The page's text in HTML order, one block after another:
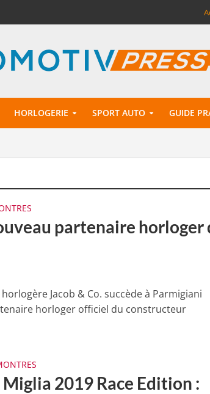
HORLOGERIE SPORT AUTO GUIDE
partenaire horloger
Jacob & Co. succède à Parmigiani
horloger officiel du constructeur
2019 Race Edition :